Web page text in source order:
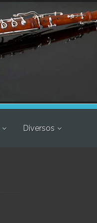
Diversos